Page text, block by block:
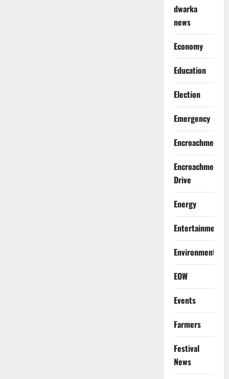
dwarka
news
Economy
Education
Election
Emergency
Encroachment
Encroachment
Drive
Energy
Entertainment
Environment
EOW
Events
Farmers
Festival
News